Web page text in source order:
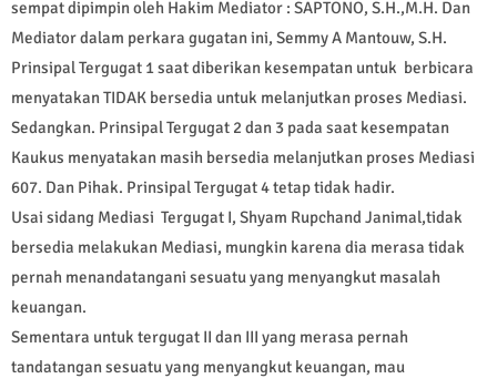
sempat dipimpin oleh Hakim Mediator : SAPTONO, S.H.,M.H. Dan
Mediator dalam perkara gugatan ini, Semmy A Mantouw, S.H.
Prinsipal Tergugat 1 saat diberikan kesempatan untuk berbicara
menyatakan TIDAK bersedia untuk melanjutkan proses Mediasi.
Sedangkan. Prinsipal Tergugat 2 dan 3 pada saat kesempatan
Kaukus menyatakan masih bersedia melanjutkan proses Mediasi
607. Dan Pihak. Prinsipal Tergugat 4 tetap tidak hadir.
Usai sidang Mediasi Tergugat I, Shyam Rupchand Janimal,tidak
bersedia melakukan Mediasi, mungkin karena dia merasa tidak
pernah menandatangani sesuatu yang menyangkut masalah
keuangan.
Sementara untuk tergugat II dan III yang merasa pernah
tandatangan sesuatu yang menyangkut keuangan, mau